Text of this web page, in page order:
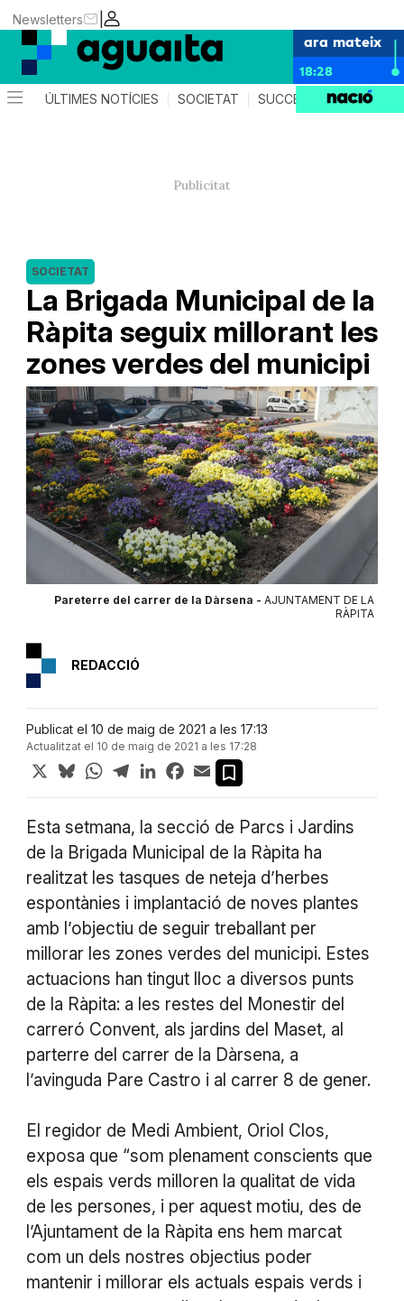
|
Newsletters
ara mateix
18:28
ÚLTIMES NOTÍCIES SOCIETAT SUCCESSOS AGENDA
La Brigada Municipal de la
Ràpita seguix millorant les
zones verdes del municipi
SOCIETAT
Pareterre del carrer de la Dàrsena - AJUNTAMENT DE LA
RÀPITA
REDACCIÓ
Publicat el 10 de maig de 2021 a les 17:13
Actualitzat el 10 de maig de 2021 a les 17:28
X BlueskyWhatsApp
TelegramLinkedInFacebook
Email
Esta setmana, la secció de Parcs i Jardins
de la Brigada Municipal de la Ràpita ha
realitzat les tasques de neteja d’herbes
espontànies i implantació de noves plantes
amb l’objectiu de seguir treballant per
millorar les zones verdes del municipi. Estes
actuacions han tingut lloc a diversos punts
de la Ràpita: a les restes del Monestir del
carreró Convent, als jardins del Maset, al
parterre del carrer de la Dàrsena, a
l’avinguda Pare Castro i al carrer 8 de gener.
El regidor de Medi Ambient, Oriol Clos,
exposa que “som plenament conscients que
els espais verds milloren la qualitat de vida
de les persones, i per aquest motiu, des de
l’Ajuntament de la Ràpita ens hem marcat
com un dels nostres objectius poder
mantenir i millorar els actuals espais verds i